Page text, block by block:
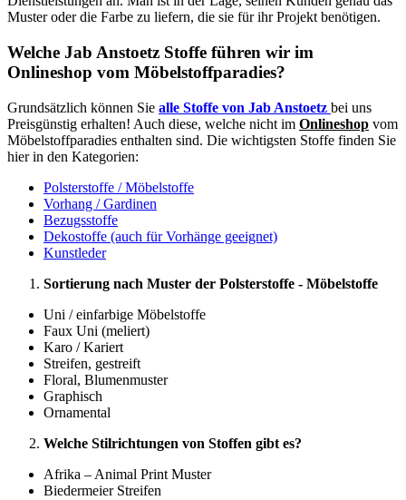
Muster oder die Farbe zu liefern, die sie für ihr Projekt benötigen.
Welche Jab Anstoetz Stoffe führen wir im
Onlineshop vom Möbelstoffparadies?
Grundsätzlich können Sie alle Stoffe von Jab Anstoetz bei uns
Preisgünstig erhalten! Auch diese, welche nicht im Onlineshop vom
Möbelstoffparadies enthalten sind. Die wichtigsten Stoffe finden Sie
hier in den Kategorien:
Polsterstoffe / Möbelstoffe
Vorhang / Gardinen
Bezugsstoffe
Dekostoffe (auch für Vorhänge geeignet)
Kunstleder
Sortierung nach Muster der Polsterstoffe - Möbelstoffe
Uni / einfarbige Möbelstoffe
Faux Uni (meliert)
Karo / Kariert
Streifen, gestreift
Floral, Blumenmuster
Graphisch
Ornamental
Welche Stilrichtungen von Stoffen gibt es?
Afrika – Animal Print Muster
Biedermeier Streifen